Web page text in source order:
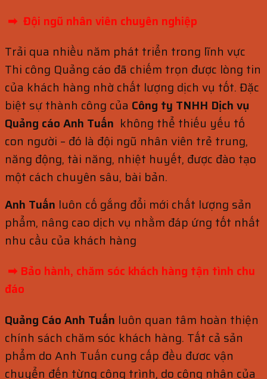
➡ Đội ngũ nhân viên chuyên nghiệp
Trải qua nhiều năm phát triển trong lĩnh vực
Thi công Quảng cáo đã chiếm trọn được lòng tin
của khách hàng nhờ chất lượng dịch vụ tốt. Đặc
biệt sự thành công của Công ty TNHH Dịch vụ
Quảng cáo Anh Tuấn không thể thiếu yếu tố
con người – đó là đội ngũ nhân viên trẻ trung,
năng động, tài năng, nhiệt huyết, được đào tạo
một cách chuyên sâu, bài bản.
Anh Tuấn luôn cố gắng đổi mới chất lượng sản
phẩm, nâng cao dịch vụ nhằm đáp ứng tốt nhất
nhu cầu của khách hàng
➡ Bảo hành, chăm sóc khách hàng tận tình chu
đáo
Quảng Cáo Anh Tuấn luôn quan tâm hoàn thiện
chính sách chăm sóc khách hàng. Tất cả sản
phẩm do Anh Tuấn cung cấp đều đươc vận
chuyển đến từng công trình, do công nhân của